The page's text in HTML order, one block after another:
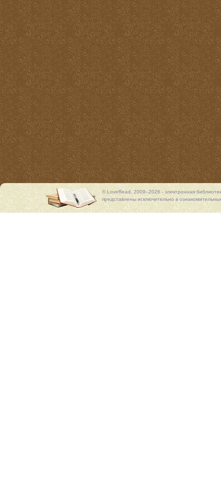
© LoveRead, 2009–2026 - электронная
представлены исключительно в